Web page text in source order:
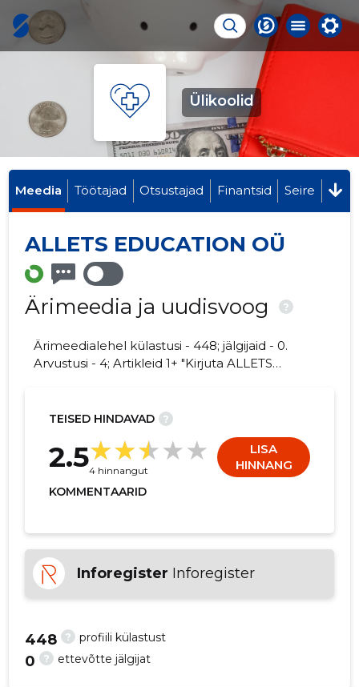
Ülikoolid
Meedia Töötajad Otsustajad Finantsid Seire
ALLETS EDUCATION OÜ
Ärimeedia ja uudisvoog ?
Ärimeedialehel külastusi - 448; jälgijaid - 0.
Arvustusi - 4; Artikleid 1+ "Kirjuta ALLETS
TEISED HINDAVAD ?
2.54 hinnangut
LISA
HINNANG
KOMMENTAARID
Inforegister Inforegister
? profiili külastust
448
? ettevõtte jälgijat
0